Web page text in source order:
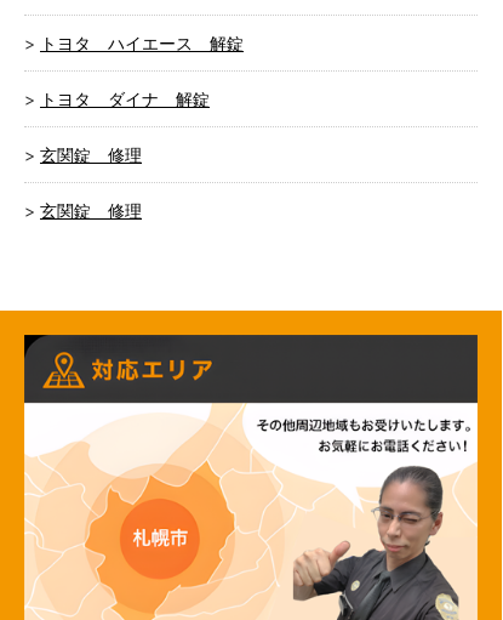
トヨタ ハイエース 解錠
トヨタ ダイナ 解錠
玄関錠 修理
玄関錠 修理